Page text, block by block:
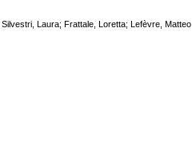
Laura; Frattale, Loretta; Lefèvre, Matteo